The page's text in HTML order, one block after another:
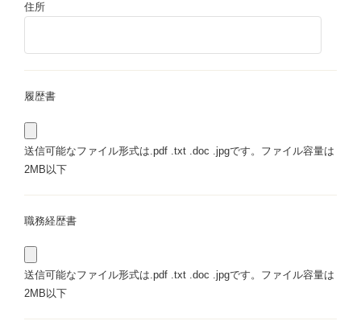
住所
履歴書
送信可能なファイル形式は.pdf .txt .doc .jpgです。ファイル容量は
2MB以下
職務経歴書
送信可能なファイル形式は.pdf .txt .doc .jpgです。ファイル容量は
2MB以下